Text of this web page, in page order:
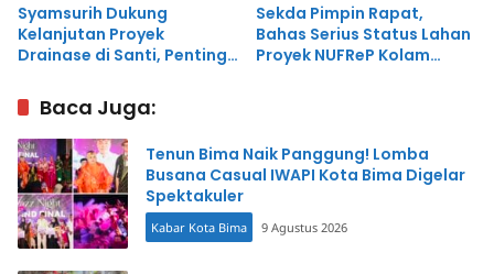
Syamsurih Dukung
Kelanjutan Proyek
Drainase di Santi, Penting
Sekda Pimpin Rapat,
Bahas Serius Status Lahan
Proyek NUFReP Kolam
Baca Juga:
Tenun Bima Naik Panggung! Lomba
Busana Casual IWAPI Kota Bima Digelar
Spektakuler
Kabar Kota Bima 9 Agustus 2026